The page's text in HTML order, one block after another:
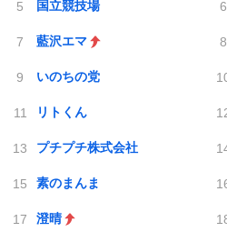
国立競技場
藍沢エマ
いのちの党
リトくん
プチプチ株式会社
素のまんま
澄晴